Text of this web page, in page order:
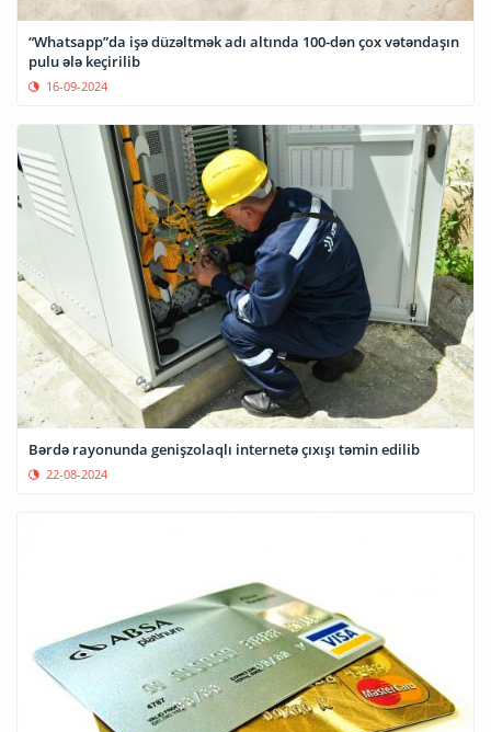
“Whatsapp”da işə düzəltmək adı altında 100-dən çox vətəndaşın
pulu ələ keçirilib
16-09-2024
Bərdə rayonunda genişzolaqlı internetə çıxışı təmin edilib
22-08-2024